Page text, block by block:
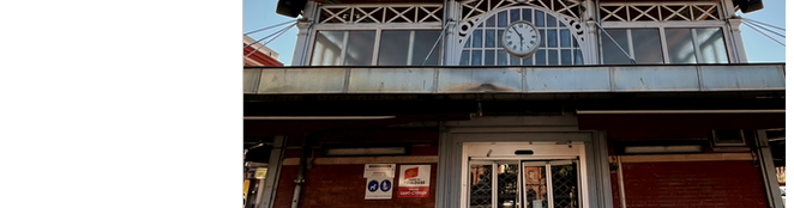
TOULOUSE Okzitanien Politik Statue
Designer Handwerker Obst und Gemüse